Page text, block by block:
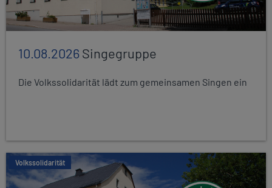
10.08.2026Singegruppe
Die Volkssolidarität lädt zum gemeinsamen Singen ein
Volkssolidarität